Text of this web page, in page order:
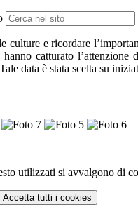
culture e ricordare
catturato
data è stata scelta su
utilizzati si avvalgono di
Accetta tutti i cookies